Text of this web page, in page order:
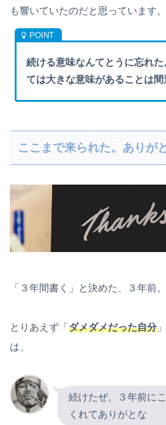
も響いていたのだと思っています。
続ける意味なんてとうに忘れ
ては大きな意味があることは間
ここまで来られた。ありが
「３年間書く」と決めた、３年前。
とりあえず「 ダメダメだった自分
は、
続けたぜ。３年前に
くれてありがとな